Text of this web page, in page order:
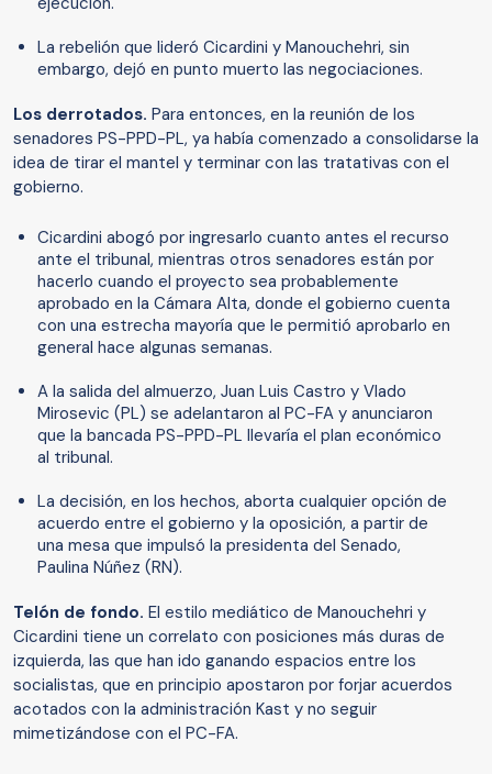
La rebelión que lideró Cicardini y Manouchehri, sin
embargo, dejó en punto muerto las negociaciones.
Los derrotados. Para entonces, en la reunión de los
senadores PS-PPD-PL, ya había comenzado a consolidarse la
idea de tirar el mantel y terminar con las tratativas con el
gobierno.
Cicardini abogó por ingresarlo cuanto antes el recurso
ante el tribunal, mientras otros senadores están por
hacerlo cuando el proyecto sea probablemente
aprobado en la Cámara Alta, donde el gobierno cuenta
con una estrecha mayoría que le permitió aprobarlo en
general hace algunas semanas.
A la salida del almuerzo, Juan Luis Castro y Vlado
Mirosevic (PL) se adelantaron al PC-FA y anunciaron
que la bancada PS-PPD-PL llevaría el plan económico
al tribunal.
La decisión, en los hechos, aborta cualquier opción de
acuerdo entre el gobierno y la oposición, a partir de
una mesa que impulsó la presidenta del Senado,
Paulina Núñez (RN).
Telón de fondo. El estilo mediático de Manouchehri y
Cicardini tiene un correlato con posiciones más duras de
izquierda, las que han ido ganando espacios entre los
socialistas, que en principio apostaron por forjar acuerdos
acotados con la administración Kast y no seguir
mimetizándose con el PC-FA.